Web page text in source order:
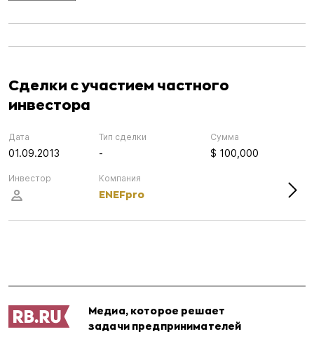
Сделки с участием частного
инвестора
Дата
01.09.2013
Компания
ENEFpro
Инвестор
Тип сделки
-
Сумма
$ 100,000
Медиа, которое решает
задачи предпринимателей